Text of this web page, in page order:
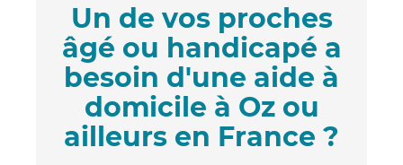
Un de vos proches
âgé ou handicapé a
besoin d'une aide à
domicile à Oz ou
ailleurs en France ?